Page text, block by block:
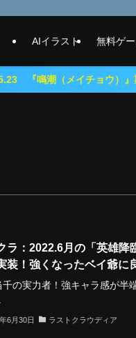
AIイラスト 無料ゲ
ョウ）』期待のオープンワ
ラ：2022.6月の「英雄降
装！強くなったベイ爺に
千の実力者！強キャラ感が半
6月30日 ラストクラウディア